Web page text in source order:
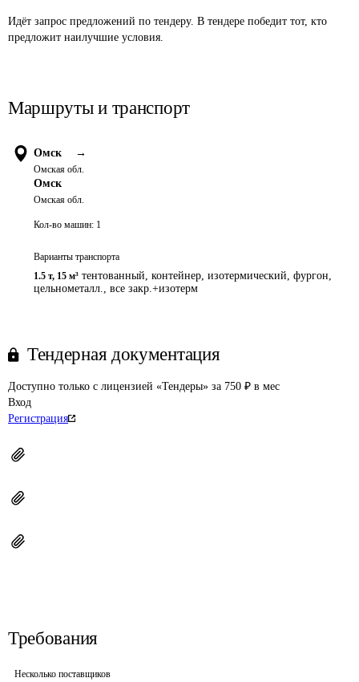
Идёт запрос предложений по тендеру. В тендере победит тот, кто
предложит наилучшие условия.
Маршруты и транспорт
Омск →
Омская обл.
Омск
Омская обл.
Кол-во машин: 1
Варианты транспорта
1.5 т, 15 м³ тентованный, контейнер, изотермический, фургон,
цельнометалл., все закр.+изотерм
Тендерная документация
Доступно только с лицензией «Тендеры» за 750 ₽ в мес
Вход
Регистрация
Требования
Несколько поставщиков